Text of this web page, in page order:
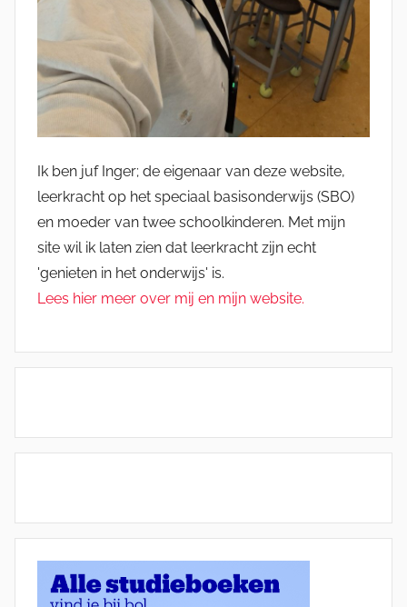
Ik ben juf Inger; de eigenaar van deze website,
leerkracht op het speciaal basisonderwijs (SBO)
en moeder van twee schoolkinderen. Met mijn
site wil ik laten zien dat leerkracht zijn echt
'genieten in het onderwijs' is.
Lees hier meer over mij en mijn website.